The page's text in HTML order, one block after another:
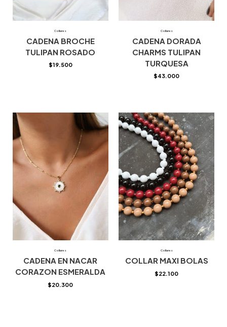
Collares
CADENA BROCHE
TULIPAN ROSADO
$19.500
Collares
CADENA DORADA
CHARMS TULIPAN
TURQUESA
$43.000
Collares
CADENA EN NACAR
CORAZON ESMERALDA
$20.300
Collares
COLLAR MAXI BOLAS
$22.100